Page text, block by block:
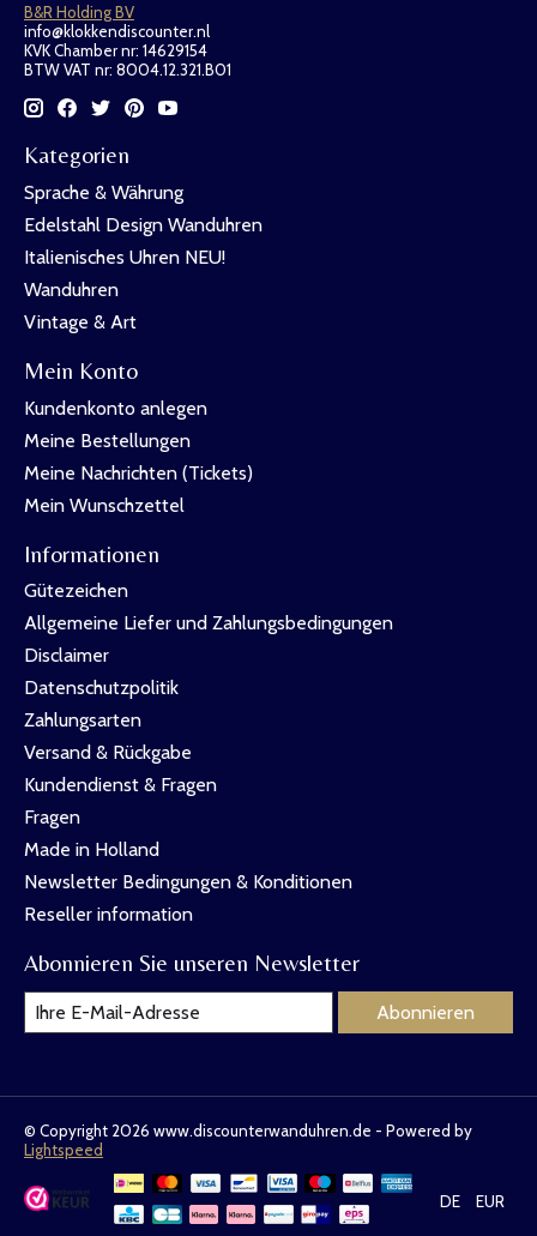
B&R Holding BV
info@klokkendiscounter.nl
KVK Chamber nr: 14629154
BTW VAT nr: 8004.12.321.B01
Kategorien
Sprache & Währung
Edelstahl Design Wanduhren
Italienisches Uhren NEU!
Wanduhren
Vintage & Art
Mein Konto
Kundenkonto anlegen
Meine Bestellungen
Meine Nachrichten (Tickets)
Mein Wunschzettel
Informationen
Gütezeichen
Allgemeine Liefer und Zahlungsbedingungen
Disclaimer
Datenschutzpolitik
Zahlungsarten
Versand & Rückgabe
Kundendienst & Fragen
Fragen
Made in Holland
Newsletter Bedingungen & Konditionen
Reseller information
Abonnieren Sie unseren Newsletter
Abonnieren
© Copyright 2026 www.discounterwanduhren.de - Powered by
Lightspeed
DE EUR